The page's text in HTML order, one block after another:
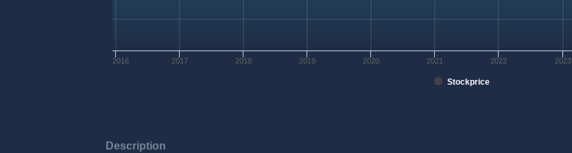
Stockprice
2016 2017 2018 2019 2020 2021 2022 2023
Description